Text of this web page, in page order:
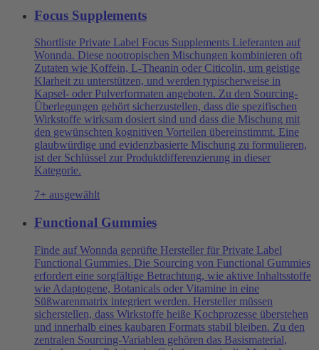
Focus Supplements
Shortliste Private Label Focus Supplements Lieferanten auf
Wonnda. Diese nootropischen Mischungen kombinieren oft
Zutaten wie Koffein, L-Theanin oder Citicolin, um geistige
Klarheit zu unterstützen, und werden typischerweise in
Kapsel- oder Pulverformaten angeboten. Zu den Sourcing-
Überlegungen gehört sicherzustellen, dass die spezifischen
Wirkstoffe wirksam dosiert sind und dass die Mischung mit
den gewünschten kognitiven Vorteilen übereinstimmt. Eine
glaubwürdige und evidenzbasierte Mischung zu formulieren,
ist der Schlüssel zur Produktdifferenzierung in dieser
Kategorie.
7+ ausgewählt
Functional Gummies
Finde auf Wonnda geprüfte Hersteller für Private Label
Functional Gummies. Die Sourcing von Functional Gummies
erfordert eine sorgfältige Betrachtung, wie aktive Inhaltsstoffe
wie Adaptogene, Botanicals oder Vitamine in eine
Süßwarenmatrix integriert werden. Hersteller müssen
sicherstellen, dass Wirkstoffe heiße Kochprozesse überstehen
und innerhalb eines kaubaren Formats stabil bleiben. Zu den
zentralen Sourcing-Variablen gehören das Basismaterial,